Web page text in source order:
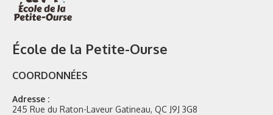
École de la Petite-Ourse
COORDONNÉES
Adresse :
245 Rue du Raton-Laveur Gatineau, QC J9J 3G8